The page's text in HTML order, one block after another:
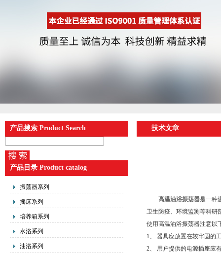
产品搜索 Product Search
产品目录 Product catalog
振荡器系列
摇床系列
培养箱系列
水浴系列
油浴系列
技术文章
高温油浴振荡器是一种
卫生防疫、环境监测等科研
使用高温油浴振荡器注意以
1、 器具应放置在较牢固的
2、 用户提供的电源插座应